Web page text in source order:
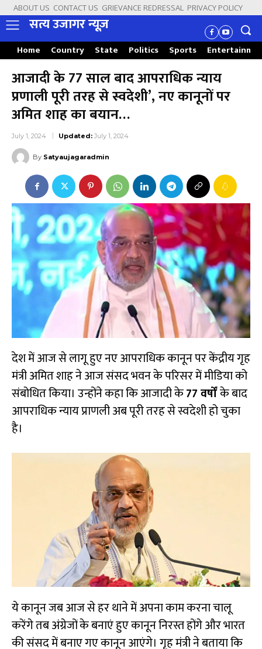
ABOUT US CONTACT US GRIEVANCE REDRESSAL PRIVACY POLICY
सत्य उजागर न्यूज़
Home Country State Politics Sports
आजादी के 77 साल बाद आपराधिक न्याय
प्रणाली पूरी तरह से स्वदेशी’, नए कानूनों पर
अमित शाह का बयान…
July 1, 2024 Updated: July 1, 2024
By Satyaujagaradmin
देश में आज से लागू हुए नए आपराधिक कानून पर केंद्रीय गृह
मंत्री अमित शाह ने आज संसद भवन के परिसर में मीडिया को
संबोधित किया। उन्होंने कहा कि आजादी के77 वर्षोंके बाद
आपराधिक न्याय प्राणली अब पूरी तरह से स्वदेशी हो चुका
है।
ये कानून जब आज से हर थाने में अपना काम करना चालू
करेंगे तब अंग्रेजों के बनाएं हुए कानून निरस्त होंगे और भारत
की संसद में बनाए गए कानून आएंगे। गृह मंत्री ने बताया कि